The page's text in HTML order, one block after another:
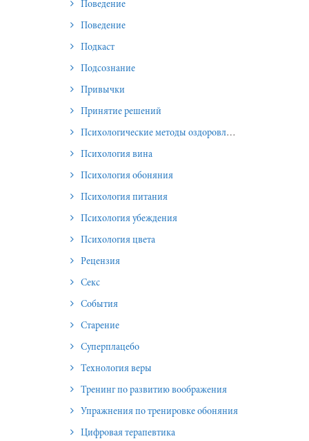
Поведение
Поведение
Подкаст
Подсознание
Привычки
Принятие решений
Психологические методы оздоровления и омоложения
Психология вина
Психология обоняния
Психология питания
Психология убеждения
Психология цвета
Рецензия
Секс
События
Старение
Суперплацебо
Технология веры
Тренинг по развитию воображения
Упражнения по тренировке обоняния
Цифровая терапевтика